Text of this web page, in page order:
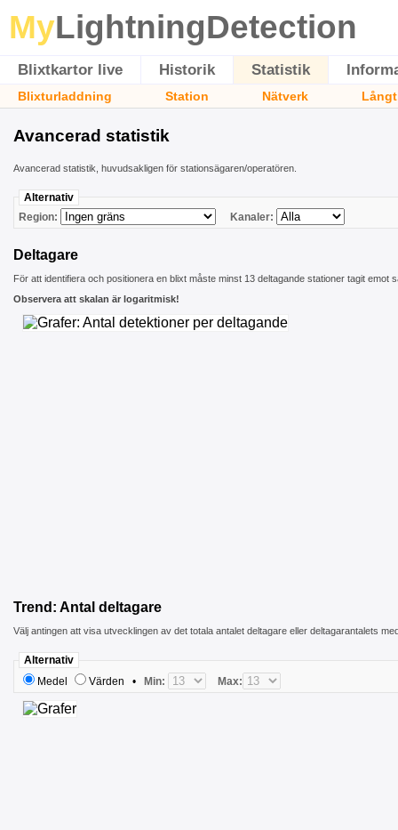
MyLightningDetection
Blixtkartor live Historik Statistik
Blixturladdning Station Nätverk
Avancerad statistik
Avancerad statistik, huvudsakligen för stationsägaren/operatören.
Alternativ
Region:
Kanaler:
Deltagare
För att identifiera och positionera en blixt måste minst 13 deltagande stationer tagit emot
Observera att skalan är logaritmisk!
Trend: Antal deltagare
Välj antingen att visa utvecklingen av det totala antalet deltagare eller deltagarantalets
Alternativ
Medel
Värden • Min: Max: